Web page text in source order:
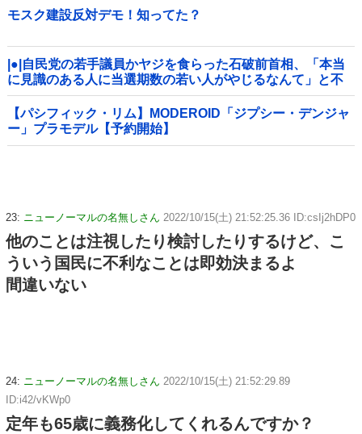
モスク建設反対デモ！知ってた？
|●|自民党の若手議員かヤジを食らった石破前首相、「本当
に見識のある人に当選期数の若い人がやじるなんて」と不
満たらたらな様子を見せて……
【パシフィック・リム】MODEROID「ジプシー・デンジャ
ー」プラモデル【予約開始】
23: ニューノーマルの名無しさん 2022/10/15(土) 21:52:25.36 ID:csIj2hDP0
他のことは注視したり検討したりするけど、こ
ういう国民に不利なことは即効決まるよ
間違いない
24: ニューノーマルの名無しさん 2022/10/15(土) 21:52:29.89
ID:i42/vKWp0
定年も65歳に義務化してくれるんですか？